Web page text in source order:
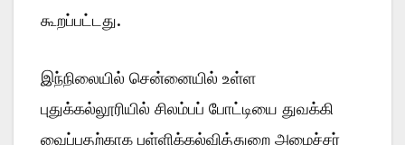
கூறப்பட்டது.
இந்நிலையில் சென்னையில் உள்ள
புதுக்கல்லூரியில் சிலம்பப் போட்டியை துவக்கி
வைப்பதற்காக பள்ளிக்கல்வித்துறை அமைச்சர்